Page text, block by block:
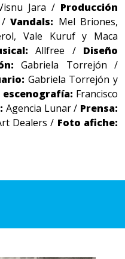
Jara / Producción
/Vandals: Mel Briones,
Vale Kuruf y Maca
Allfree / Diseño
Gabriela Torrejón /
Gabriela Torrejón y
escenografía: Francisco
Agencia Lunar / Prensa:
Dealers / Foto afiche: